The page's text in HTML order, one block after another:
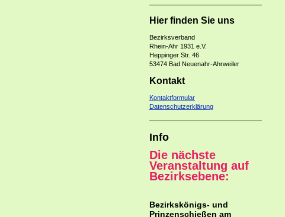
Hier finden Sie uns
Bezirksverband
Rhein-Ahr 1931 e.V.
Heppinger Str. 46
53474 Bad Neuenahr-Ahrweiler
Kontakt
Kontaktformular
Datenschutzerklärung
Info
Die nächste
Veranstaltung auf
Bezirksebene:
Bezirkskönigs- und
Prinzenschießen am